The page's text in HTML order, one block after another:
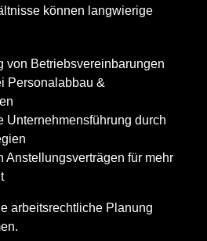
können langwierige
von Betriebsvereinbarungen
Personalabbau &
Unternehmensführung durch
Anstellungsverträgen für mehr
arbeitsrechtliche Planung